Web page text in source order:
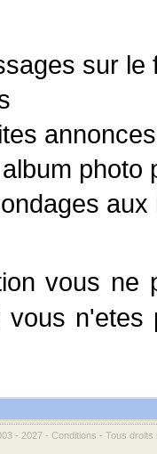
sur le
annonces
aux
vous ne
vous
- 2027 - Conditions - Tous droits